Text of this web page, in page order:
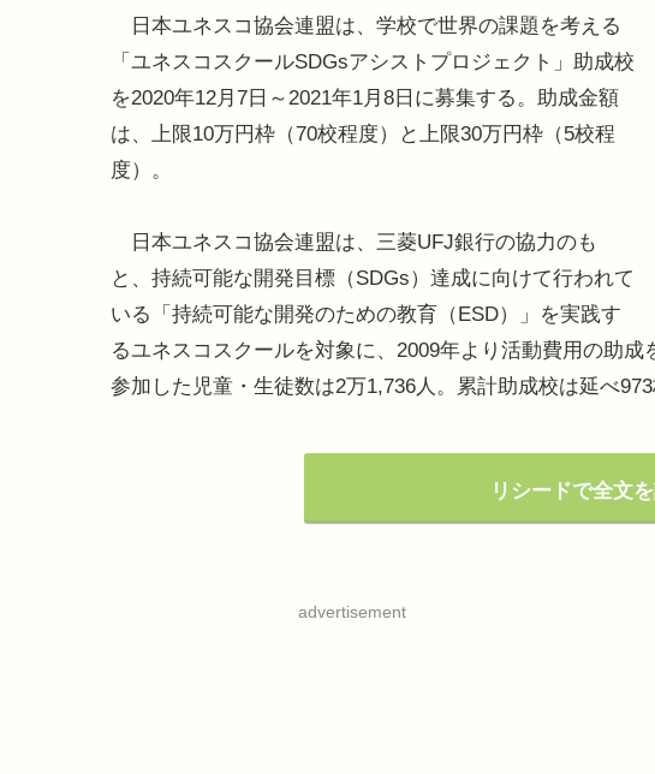
日本ユネスコ協会連盟は、学校で世界の課題を考える
「ユネスコスクールSDGsアシストプロジェクト」助成校
を2020年12月7日～2021年1月8日に募集する。助成金額
は、上限10万円枠（70校程度）と上限30万円枠（5校程
度）。
日本ユネスコ協会連盟は、三菱UFJ銀行の協力のも
と、持続可能な開発目標（SDGs）達成に向けて行われて
いる「持続可能な開発のための教育（ESD）」を実践す
るユネスコスクールを対象に、2009年より活動費用の助成
参加した児童・生徒数は2万1,736人。累計助成校は延べ973
リシードで全文
advertisement